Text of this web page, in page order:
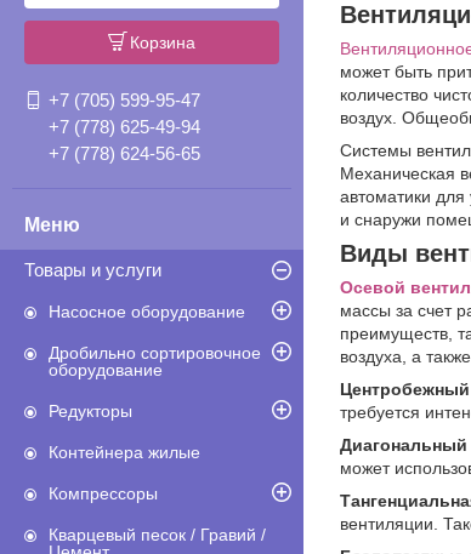
Корзина
+7 (705) 599-95-47
+7 (778) 625-49-94
+7 (778) 624-56-65
Товары и услуги
Насосное оборудование
Дробильно сортировочное
оборудование
Редукторы
Контейнера жилые
Компрессоры
Кварцевый песок / Гравий /
может быть
количество
воздух.
Системы
Механическая
автоматики для
и снаружи
Виды
Осевой
массы за счет
преимуществ,
воздуха, а
Центробежный
требуется
Диагональный
может
вентиляции.